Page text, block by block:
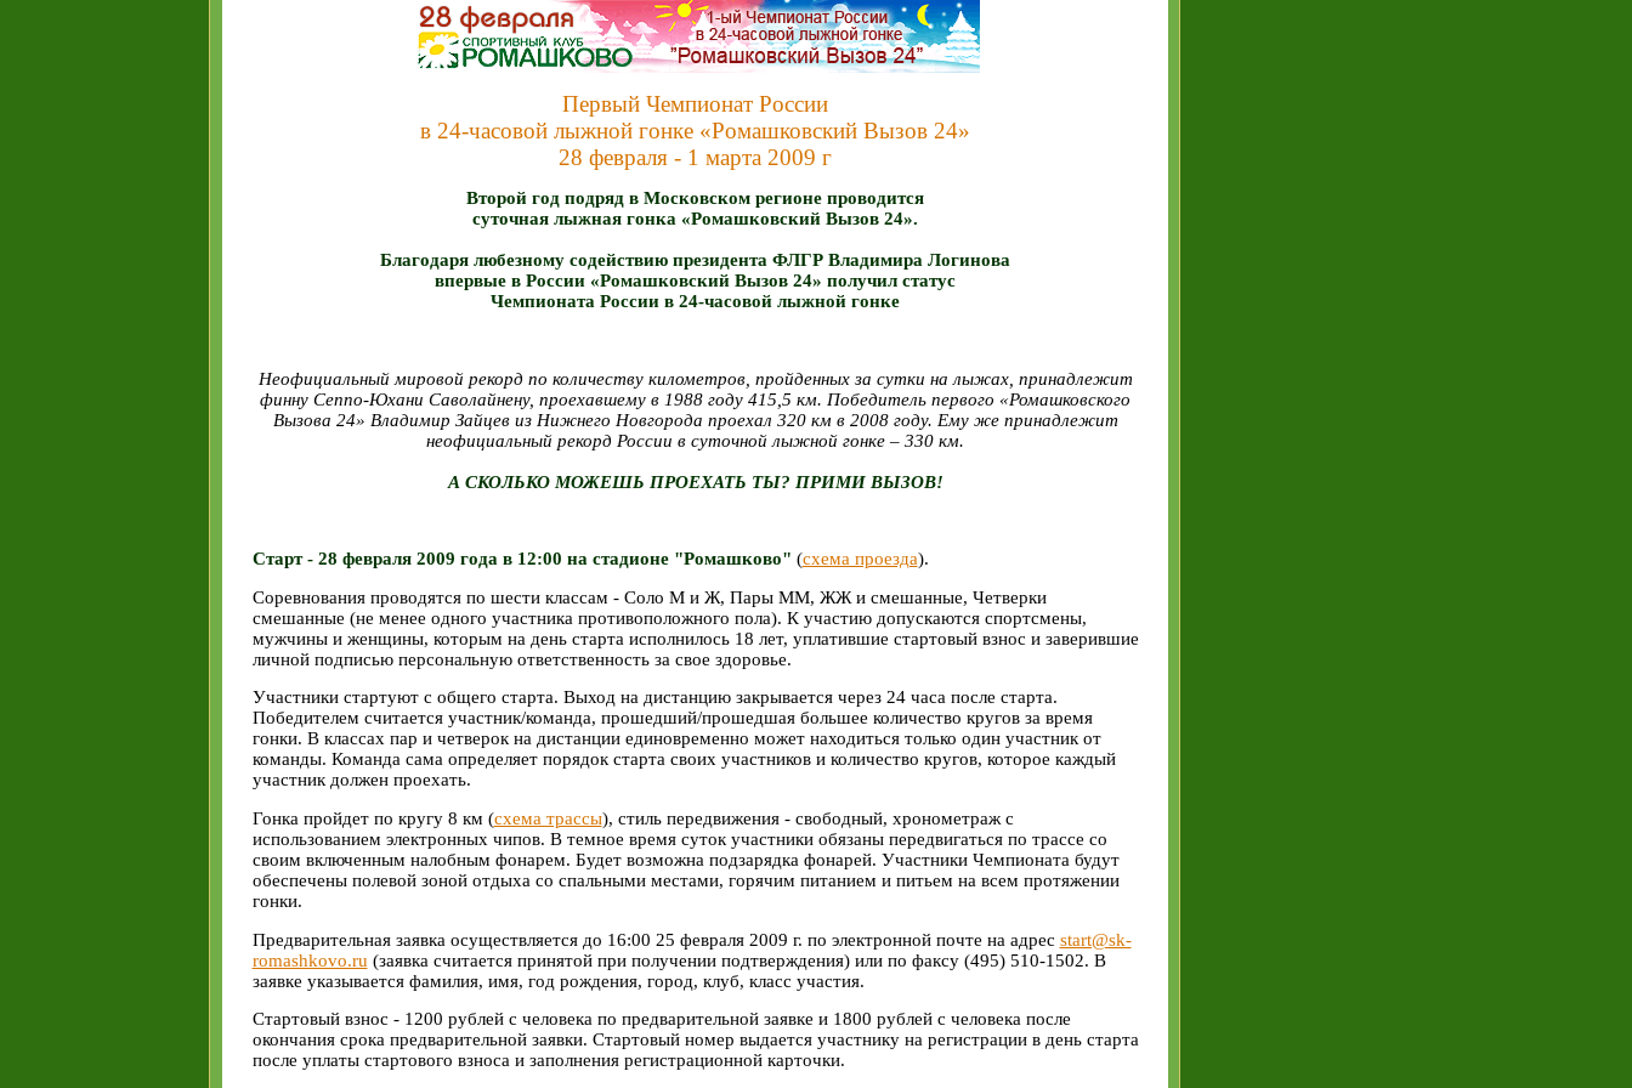
Первый Чемпионат России
в 24-часовой лыжной гонке «Ромашковский Вызов 24»
28 февраля - 1 марта 2009 г
Второй год подряд в Московском регионе проводится
суточная лыжная гонка «Ромашковский Вызов 24».
Благодаря любезному содействию президента ФЛГР Владимира Логинова
впервые в России «Ромашковский Вызов 24» получил статус
Чемпионата России в 24-часовой лыжной гонке
Неофициальный мировой рекорд по количеству километров, пройденных за сутки на лыжах, принадлежит
финну Сеппо-Юхани Саволайнену, проехавшему в 1988 году 415,5 км. Победитель первого «Ромашковского
Вызова 24» Владимир Зайцев из Нижнего Новгорода проехал 320 км в 2008 году. Ему же принадлежит
неофициальный рекорд России в суточной лыжной гонке – 330 км.
А СКОЛЬКО МОЖЕШЬ ПРОЕХАТЬ ТЫ? ПРИМИ ВЫЗОВ!
Старт - 28 февраля 2009 года в 12:00 на стадионе "Ромашково" (схема проезда).
Соревнования проводятся по шести классам - Соло М и Ж, Пары ММ, ЖЖ и смешанные, Четверки
смешанные (не менее одного участника противоположного пола). К участию допускаются спортсмены,
мужчины и женщины, которым на день старта исполнилось 18 лет, уплатившие стартовый взнос и заверившие
личной подписью персональную ответственность за свое здоровье.
Участники стартуют с общего старта. Выход на дистанцию закрывается через 24 часа после старта.
Победителем считается участник/команда, прошедший/прошедшая большее количество кругов за время
гонки. В классах пар и четверок на дистанции единовременно может находиться только один участник от
команды. Команда сама определяет порядок старта своих участников и количество кругов, которое каждый
участник должен проехать.
Гонка пройдет по кругу 8 км (схема трассы), стиль передвижения - свободный, хронометраж с
использованием электронных чипов. В темное время суток участники обязаны передвигаться по трассе со
своим включенным налобным фонарем. Будет возможна подзарядка фонарей. Участники Чемпионата будут
обеспечены полевой зоной отдыха со спальными местами, горячим питанием и питьем на всем протяжении
гонки.
Предварительная заявка осуществляется до 16:00 25 февраля 2009 г. по электронной почте на адрес start@sk-
romashkovo.ru (заявка считается принятой при получении подтверждения) или по факсу (495) 510-1502. В
заявке указывается фамилия, имя, год рождения, город, клуб, класс участия.
Стартовый взнос - 1200 рублей с человека по предварительной заявке и 1800 рублей с человека после
окончания срока предварительной заявки. Стартовый номер выдается участнику на регистрации в день старта
после уплаты стартового взноса и заполнения регистрационной карточки.